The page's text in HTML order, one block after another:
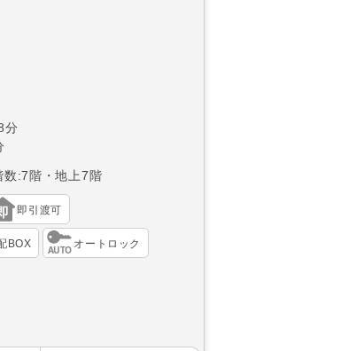
分
数:7階・地上7階
即引渡可
BOX オートロック